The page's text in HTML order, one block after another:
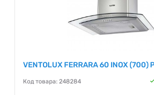
VENTOLUX FERRARA 60 INOX (700)
Код товара: 248284